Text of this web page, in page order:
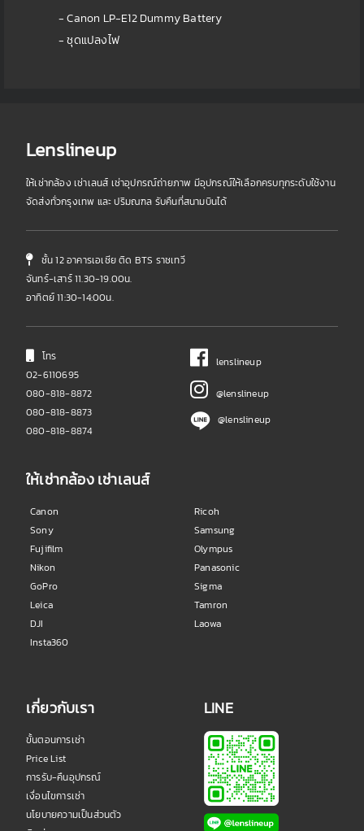
- Canon LP-E12 Dummy Battery
- ชุดแปลงไฟ
Lenslineup
ให้เช่ากล้อง เช่าเลนส์ เช่าอุปกรณ์ถ่ายภาพ มีอุปกรณ์ให้เลือกครบทุกระดับใช้งาน
จัดส่งทั่วกรุงเทพ และ ปริมณฑล รับคืนที่สนามบินได้
ชั้น 12 อาคารเอเชีย ติด BTS ราชเทวี
จันทร์-เสาร์ 11.30-19.00น.
อาทิตย์ 11:30-14:00น.
โทร
02-6110695
080-818-8872
080-818-8873
080-818-8874
lenslineup
@lenslineup
@lenslineup
ให้เช่ากล้อง เช่าเลนส์
Canon
Sony
Fujifilm
Nikon
GoPro
Leica
DJI
Insta360
Ricoh
Samsung
Olympus
Panasonic
Sigma
Tamron
Laowa
เกี่ยวกับเรา
ขั้นตอนการเช่า
Price List
การรับ-คืนอุปกรณ์
เงื่อนไขการเช่า
นโยบายความเป็นส่วนตัว
LINE